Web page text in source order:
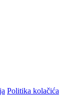
Politika kolačića